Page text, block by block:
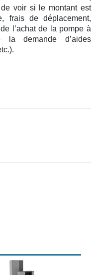
voir si le montant est
frais de déplacement,
l’achat de la pompe à
demande d’aides